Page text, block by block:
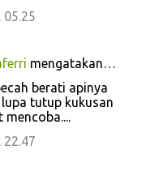
05.25
mengatakan…
berati apinya
tutup kukusan
22.47